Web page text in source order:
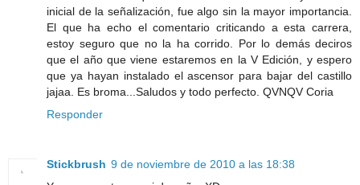
inicial de la señalización, fue algo sin la mayor importancia.
El que ha echo el comentario criticando a esta carrera,
estoy seguro que no la ha corrido. Por lo demás deciros
que el año que viene estaremos en la V Edición, y espero
que ya hayan instalado el ascensor para bajar del castillo
jajaa. Es broma...Saludos y todo perfecto. QVNQV Coria
Responder
Stickbrush 9 de noviembre de 2010 a las 18:38